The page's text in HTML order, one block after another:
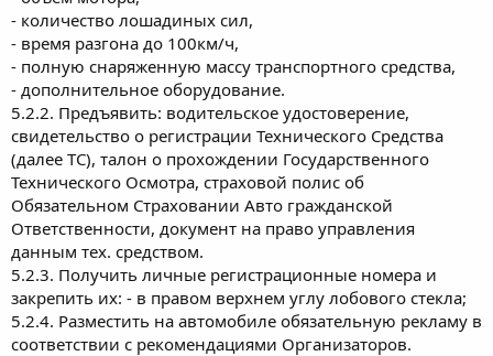
- количество лошадиных сил,
- время разгона до 100км/ч,
- полную снаряженную массу транспортного средства,
- дополнительное оборудование.
5.2.2. Предъявить: водительское удостоверение,
свидетельство о регистрации Технического Средства
(далее ТС), талон о прохождении Государственного
Технического Осмотра, страховой полис об
Обязательном Страховании Авто гражданской
Ответственности, документ на право управления
данным тех. средством.
5.2.3. Получить личные регистрационные номера и
закрепить их: - в правом верхнем углу лобового стекла;
5.2.4. Разместить на автомобиле обязательную рекламу в
соответствии с рекомендациями Организаторов.